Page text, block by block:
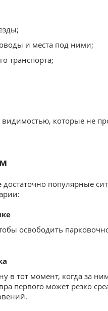
и места под ними;
транспорта;
видимостью, которые не
популярные
освободить
в тот момент, когда за
первого может резко